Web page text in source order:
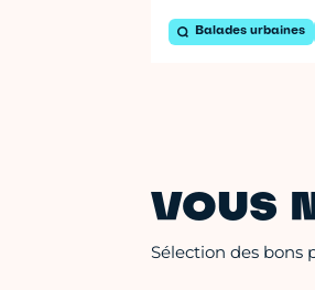
Balades urbaines
VOUS
Sélection des bons